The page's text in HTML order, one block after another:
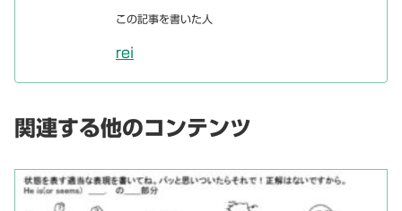
この記事を書いた人
rei
関連する他のコンテンツ